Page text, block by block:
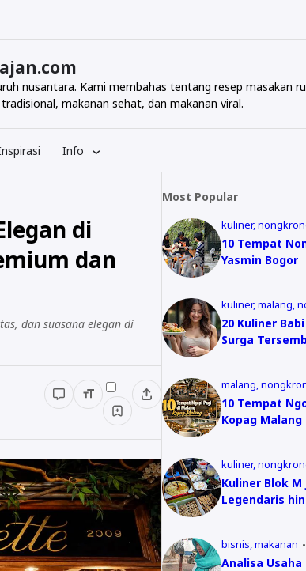
nusantara. Kami membahas tentang resep masakan
makanan sehat, dan makanan viral.
Info
di
dan
dan suasana elegan di
Most Popular
kuliner
10 Tempat
Yasmin Bogor
kuliner malang
20 Kuliner
Surga
malang
10 Tempat
Kopag Malang
kuliner
Kuliner Blok
Legendaris
bisnis makanan
Analisa Usaha